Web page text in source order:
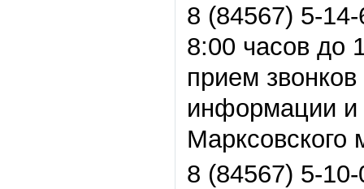
8 (84567) 5-
8:00 часов до
прием
информации и
Марксовского
8 (84567) 5-